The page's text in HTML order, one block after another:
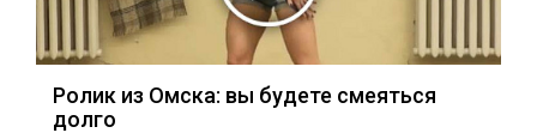
Ролик из Омска: вы будете смеяться
долго